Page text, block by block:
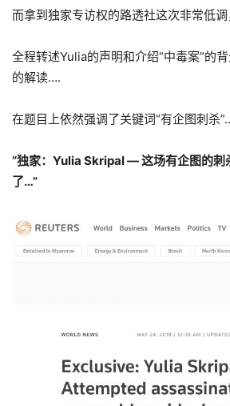
而拿到独家专访权的路透社这次非常低调
全程转述Yulia的声明和介绍“中毒案”的
的解读….
在题目上依然强调了关键词“有企图刺杀
“独家：Yulia Skripal — 这场有企图的刺
了…”